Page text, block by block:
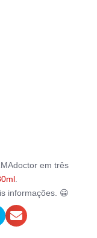
em três
informações. 😀